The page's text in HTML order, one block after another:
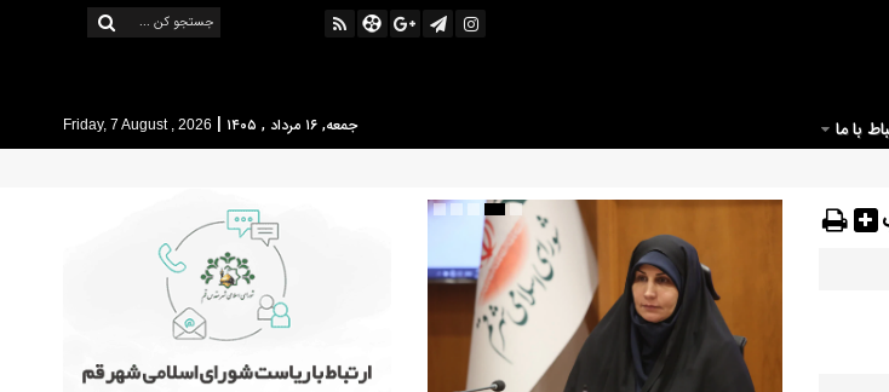
با ما جمعه, ۱۶ مرداد , ۱۴۰۵ |
Friday, 7 August , 2026